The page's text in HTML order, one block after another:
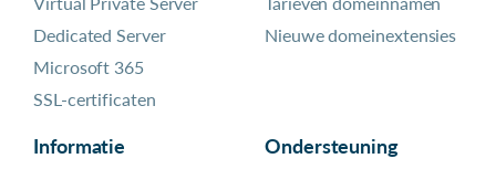
Dedicated Server
Microsoft 365
SSL-certificaten
Nieuwe domeinextensies
Informatie Ondersteuning